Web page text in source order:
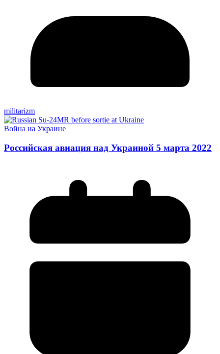
militarizm
Война на Украине
Российская авиация над Украиной 5 марта 2022